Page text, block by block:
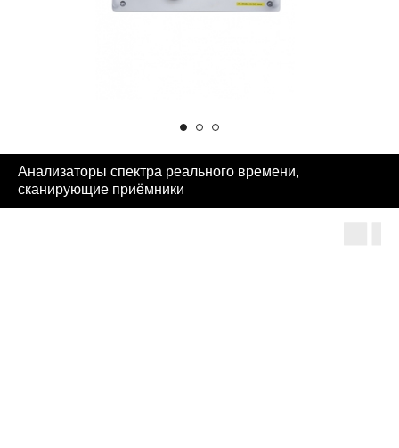
Анализаторы спектра реального времени,
сканирующие приёмники